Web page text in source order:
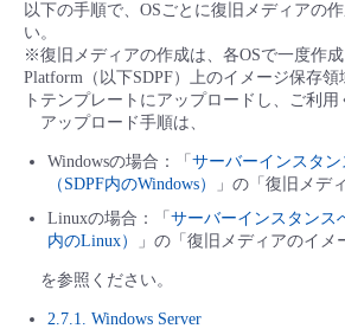
IoT
モニタリング/監査
サポート
管理機能
ネットワーク
IoT
モニタリング/監査
サポート
データ利活用
クラウド/サーバー
ネットワーク
IoT
■ 管理機能
- 管理機能
■ セットアップガイド
- 新規お申し込み方法
- バックアップ
- セキュリティ・監査
- データと分析
- IoT
故障/メンテナンス情報
サービス稼働状況
故障/メンテナンス履歴
パートナー
販売パートナー向けプログラム
トレーニング/操作動画
以下の手順で、OSごとに復旧メディアの
い。
※復旧メディアの作成は、各OSで一度作成
Platform（以下SDPF）上のイメージ保存
トテンプレートにアップロードし、ご利用
アップロード手順は、
Windowsの場合：「 サーバーインスタ
（SDPF内のWindows）
」の「復旧メデ
Linuxの場合：「 サーバーインスタンス
内のLinux）
」の「復旧メディアのイメ
を参照ください。
2.7.1. Windows Server